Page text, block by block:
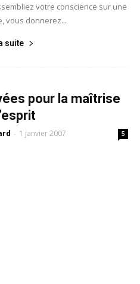
votre conscience sur une
vous donnerez...
suite
pour la maîtrise
- 1 janvier 2007 5